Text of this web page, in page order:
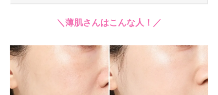
＼薄肌さんはこんな人！／